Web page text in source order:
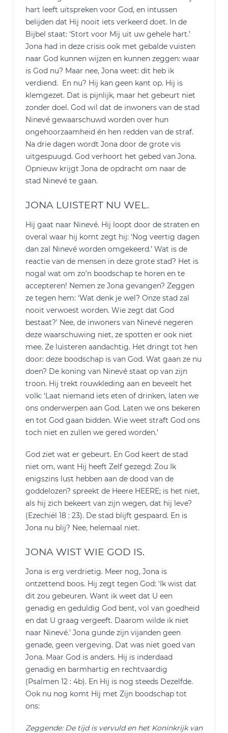
hart leeft uitspreken voor God, en intussen
belijden dat Hij nooit iets verkeerd doet. In de
Bijbel staat: ‘Stort voor Mij uit uw gehele hart.’
Jona had in deze crisis ook met gebalde vuisten
naar God kunnen wijzen en kunnen zeggen: waar
is God nu? Maar nee, Jona weet: dit heb ik
verdiend. En nu? Hij kan geen kant op. Hij is
klemgezet. Dat is pijnlijk, maar het gebeurt niet
zonder doel. God wil dat de inwoners van de stad
Ninevé gewaarschuwd worden over hun
ongehoorzaamheid én hen redden van de straf.
Na drie dagen wordt Jona door de grote vis
uitgespuugd. God verhoort het gebed van Jona.
Opnieuw krijgt Jona de opdracht om naar de
stad Ninevé te gaan.
JONA LUISTERT NU WEL.
Hij gaat naar Ninevé. Hij loopt door de straten en
overal waar hij komt zegt hij: ‘Nog veertig dagen
dan zal Ninevé worden omgekeerd.’ Wat is de
reactie van de mensen in deze grote stad? Het is
nogal wat om zo’n boodschap te horen en te
accepteren! Nemen ze Jona gevangen? Zeggen
ze tegen hem: ‘Wat denk je wel? Onze stad zal
nooit verwoest worden. Wie zegt dat God
bestaat?’ Nee, de inwoners van Ninevé negeren
deze waarschuwing niet, ze spotten er ook niet
mee. Ze luisteren aandachtig. Het dringt tot hen
door: deze boodschap is van God. Wat gaan ze nu
doen? De koning van Ninevé staat op van zijn
troon. Hij trekt rouwkleding aan en beveelt het
volk: ‘Laat niemand iets eten of drinken, laten we
ons onderwerpen aan God. Laten we ons bekeren
en tot God gaan bidden. Wie weet straft God ons
toch niet en zullen we gered worden.’
God ziet wat er gebeurt. En God keert de stad
niet om, want Hij heeft Zelf gezegd: Zou Ik
enigszins lust hebben aan de dood van de
goddelozen? spreekt de Heere HEERE; is het niet,
als hij zich bekeert van zijn wegen, dat hij leve?
(Ezechiël 18 : 23). De stad blijft gespaard. En is
Jona nu blij? Nee, helemaal niet.
JONA WIST WIE GOD IS.
Jona is erg verdrietig. Meer nog, Jona is
ontzettend boos. Hij zegt tegen God: ‘Ik wist dat
dit zou gebeuren. Want ik weet dat U een
genadig en geduldig God bent, vol van goedheid
en dat U graag vergeeft. Daarom wilde ik niet
naar Ninevé.’ Jona gunde zijn vijanden geen
genade, geen vergeving. Dat was niet goed van
Jona. Maar God is anders. Hij is inderdaad
genadig en barmhartig en rechtvaardig
(Psalmen 12 : 4b). En Hij is nog steeds Dezelfde.
Ook nu nog komt Hij met Zijn boodschap tot
ons:
Zeggende: De tijd is vervuld en het Koninkrijk van